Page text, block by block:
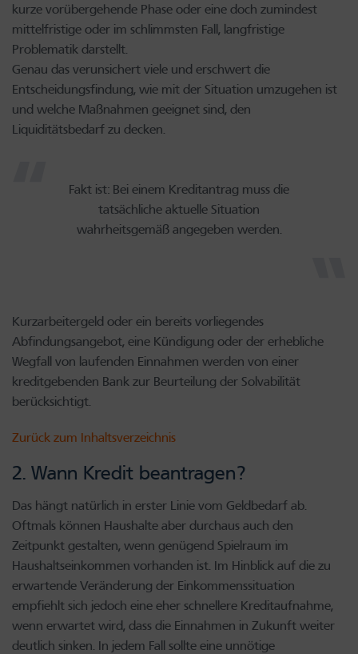
kurze vorübergehende Phase oder eine doch zumindest
mittelfristige oder im schlimmsten Fall, langfristige
Problematik darstellt.
Genau das verunsichert viele und erschwert die
Entscheidungsfindung, wie mit der Situation umzugehen ist
und welche Maßnahmen geeignet sind, den
Liquiditätsbedarf zu decken.
Fakt ist: Bei einem Kreditantrag muss die
tatsächliche aktuelle Situation
wahrheitsgemäß angegeben werden.
Kurzarbeitergeld oder ein bereits vorliegendes
Abfindungsangebot, eine Kündigung oder der erhebliche
Wegfall von laufenden Einnahmen werden von einer
kreditgebenden Bank zur Beurteilung der Solvabilität
berücksichtigt.
Zurück zum Inhaltsverzeichnis
2. Wann Kredit beantragen?
Das hängt natürlich in erster Linie vom Geldbedarf ab.
Oftmals können Haushalte aber durchaus auch den
Zeitpunkt gestalten, wenn genügend Spielraum im
Haushaltseinkommen vorhanden ist. Im Hinblick auf die zu
erwartende Veränderung der Einkommenssituation
empfiehlt sich jedoch eine eher schnellere Kreditaufnahme,
wenn erwartet wird, dass die Einnahmen in Zukunft weiter
deutlich sinken. In jedem Fall sollte eine unnötige